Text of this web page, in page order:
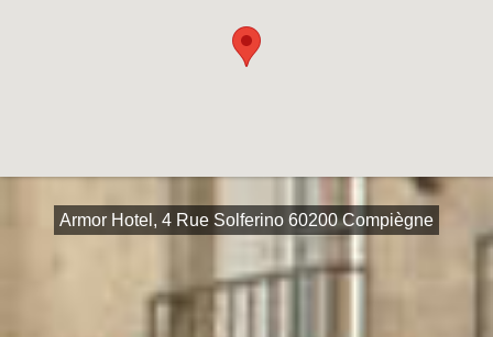
Armor Hotel, 4 Rue Solferino 60200 Compiègne